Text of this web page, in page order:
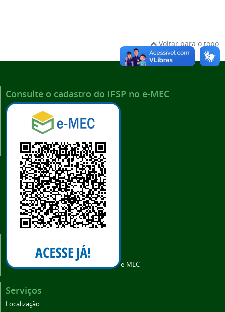
Voltar para o topo
Consulte o cadastro do IFSP no e-MEC
e-MEC
Serviços
Localização